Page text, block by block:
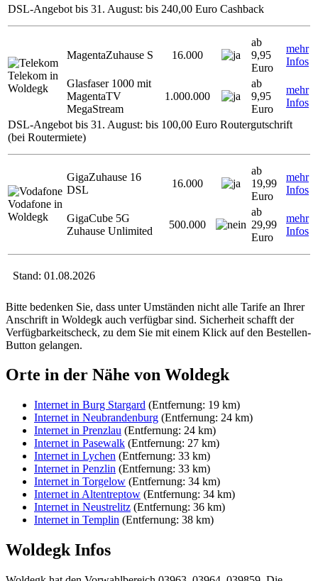
DSL-Angebot bis 31. August: bis 240,00 Euro Cashback
Telekom in
Woldegk
MagentaZuhause S 16.000
ab
9,95
Euro
mehr
Infos
Glasfaser 1000 mit
MagentaTV
MegaStream
1.000.000
ab
9,95
Euro
mehr
Infos
DSL-Angebot bis 31. August: bis 100,00 Euro Routergutschrift
(bei Routermiete)
Vodafone in
Woldegk
GigaZuhause 16
DSL
16.000
ab
19,99
Euro
mehr
Infos
GigaCube 5G
Zuhause Unlimited
500.000
ab
29,99
Euro
mehr
Infos
Stand: 01.08.2026
Bitte bedenken Sie, dass unter Umständen nicht alle Tarife an Ihrer
Anschrift in Woldegk auch verfügbar sind. Sicherheit schafft der
Verfügbarkeitscheck, zu dem Sie mit einem Klick auf den Bestellen-
Button gelangen.
Orte in der Nähe von Woldegk
Internet in Burg Stargard (Entfernung: 19 km)
Internet in Neubrandenburg (Entfernung: 24 km)
Internet in Prenzlau (Entfernung: 24 km)
Internet in Pasewalk (Entfernung: 27 km)
Internet in Lychen (Entfernung: 33 km)
Internet in Penzlin (Entfernung: 33 km)
Internet in Torgelow (Entfernung: 34 km)
Internet in Altentreptow (Entfernung: 34 km)
Internet in Neustrelitz (Entfernung: 36 km)
Internet in Templin (Entfernung: 38 km)
Woldegk Infos